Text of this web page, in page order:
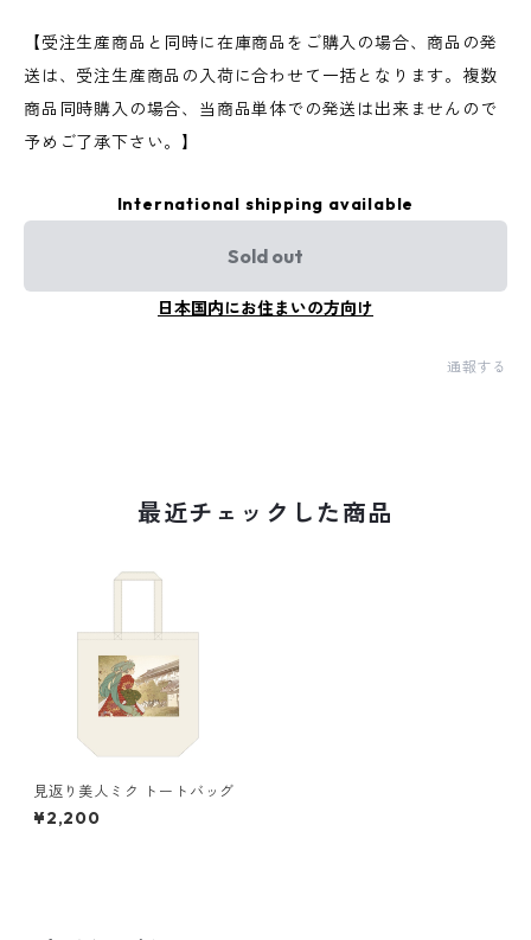
【受注生産商品と同時に在庫商品をご購入の場合、商品の発
送は、受注生産商品の入荷に合わせて一括となります。複数
商品同時購入の場合、当商品単体での発送は出来ませんので
予めご了承下さい。】
International shipping available
Sold out
日本国内にお住まいの方向け
通報する
最近チェックした商品
見返り美人ミク トートバッグ
¥2,200